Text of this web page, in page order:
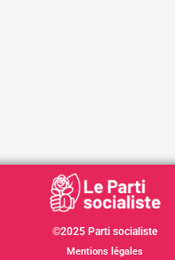
©2025 Parti socialiste
Mentions légales